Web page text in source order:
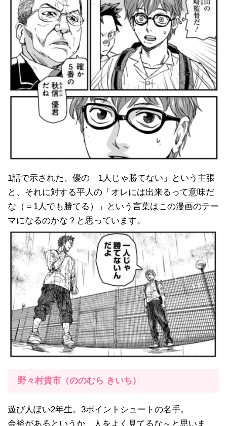
1話で示された、優の「1人じゃ勝てない」という主張
と、それに対する平人の「オレには出来るって意味だ
な（＝1人でも勝てる）」という言葉はこの漫画のテー
マになるのかな？と思っています。
野々村貴市（ののむら きいち）
遊び人ぽい2年生。3ポイントシュートの名手。
余裕があるというか、人をよく見てるな～と思いま